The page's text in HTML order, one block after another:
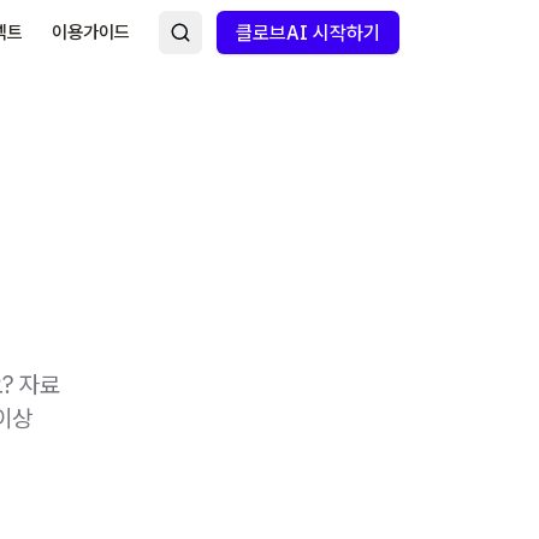
트 이용가이드 클로브AI 시작하기
자료
상